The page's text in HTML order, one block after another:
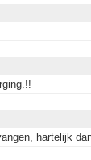
hartelijk